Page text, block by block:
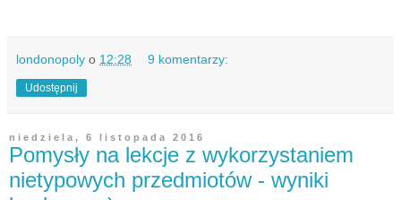
londonopoly o 12:28 9 komentarzy:
Udostępnij
niedziela, 6 listopada 2016
Pomysły na lekcje z wykorzystaniem
nietypowych przedmiotów - wyniki